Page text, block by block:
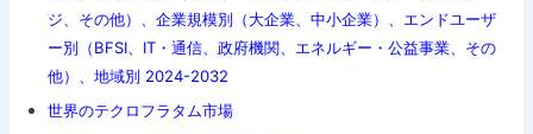
ジ、その他）、企業規模別（大企業、中小企業）、エンドユーザ
ー別（BFSI、IT・通信、政府機関、エネルギー・公益事業、その
他）、地域別 2024-2032
世界のテクロフラタム市場